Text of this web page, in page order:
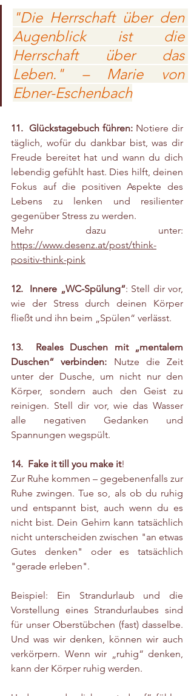
"Die Herrschaft über den
Augenblick ist die
Herrschaft über das
Leben." – Marie von
Ebner-Eschenbach
11.  Glückstagebuch führen: Notiere dir
täglich, wofür du dankbar bist, was dir
Freude bereitet hat und wann du dich
lebendig gefühlt hast. Dies hilft, deinen
Fokus auf die positiven Aspekte des
Lebens zu lenken und resilienter
gegenüber Stress zu werden.
https://www.desenz.at/post/think-
positiv-think-pink
12.  Innere „WC-Spülung“: Stell dir vor,
wie der Stress durch deinen Körper
fließt und ihn beim „Spülen“ verlässt.
13.  Reales Duschen mit „mentalem
Duschen“ verbinden: Nutze die Zeit
unter der Dusche, um nicht nur den
Körper, sondern auch den Geist zu
reinigen. Stell dir vor, wie das Wasser
alle negativen Gedanken und
Spannungen wegspült.
14.  Fake it till you make it!
Zur Ruhe kommen – gegebenenfalls zur
Ruhe zwingen. Tue so, als ob du ruhig
und entspannt bist, auch wenn du es
nicht bist. Dein Gehirn kann tatsächlich
nicht unterscheiden zwischen "an etwas
Gutes denken" oder es tatsächlich
"gerade erleben".
Beispiel:
Ein Strandurlaub und die
Vorstellung eines Strandurlaubes sind
für unser Oberstübchen (fast) dasselbe.
Und was wir denken, können wir auch
verkörpern. Wenn wir „ruhig“ denken,
kann der Körper ruhig werden.